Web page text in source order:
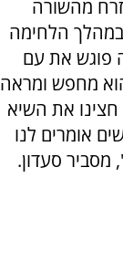
מהשורה
במהלך הלחימה
פוגש את עם
מחפש ומראה
חצינו את השיא
אומרים לנו
מסביר סעדון.